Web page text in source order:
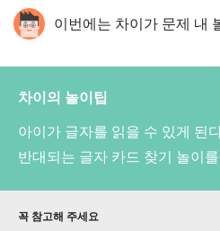
이번에는 차이가 문제 내
차이의 놀이팁
아이가 글자를 읽을 수 있게 된
반대되는 글자 카드 찾기 놀이
꼭 참고해 주세요